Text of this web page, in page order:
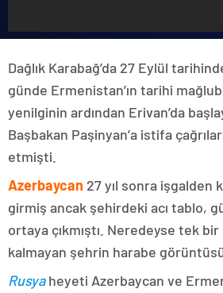
Dağlık Karabağ’da 27 Eylül
günde Ermenistan’ın tarihi
yenilginin ardından Erivan’da
Başbakan Paşinyan’a istifa
etmişti.
Azerbaycan 27 yıl sonra işgalden
girmiş ancak şehirdeki acı tablo,
ortaya çıkmıştı. Neredeyse tek
kalmayan şehrin harabe
Rusyaheyeti Azerbaycan ve